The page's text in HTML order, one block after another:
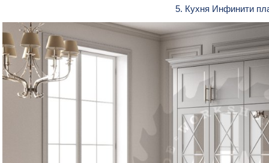
5. Кухня Инфинити